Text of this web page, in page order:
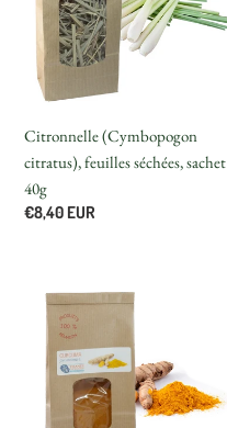
séchées,
sachet
40g
Citronnelle (Cymbopogon
citratus), feuilles séchées, sachet
40g
Prix
€8,40 EUR
(Curcuma